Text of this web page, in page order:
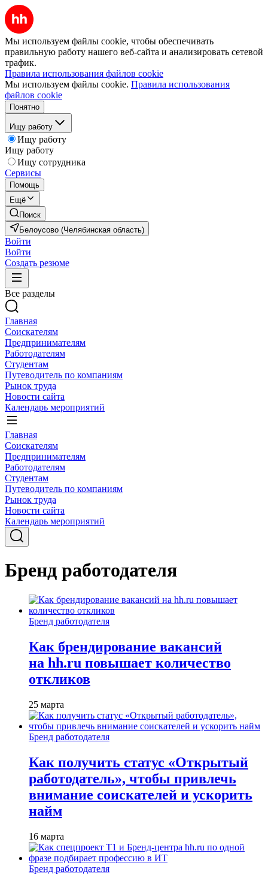
Мы используем файлы cookie, чтобы обеспечивать
правильную работу нашего веб-сайта и анализировать сетевой
трафик.
Правила использования файлов cookie
Мы используем файлы cookie. Правила использования
файлов cookie
Понятно
Ищу работу
Ищу работу
Ищу работу
Ищу сотрудника
Сервисы
Помощь
Ещё
Поиск
Белоусово (Челябинская область)
Войти
Войти
Создать резюме
Все разделы
Главная
Соискателям
Предпринимателям
Работодателям
Студентам
Путеводитель по компаниям
Рынок труда
Новости сайта
Календарь мероприятий
Главная
Соискателям
Предпринимателям
Работодателям
Студентам
Путеводитель по компаниям
Рынок труда
Новости сайта
Календарь мероприятий
Бренд работодателя
Бренд работодателя
Как брендирование вакансий
на hh.ru повышает количество
откликов
25 марта
Бренд работодателя
Как получить статус «Открытый
работодатель», чтобы привлечь
внимание соискателей и ускорить
найм
16 марта
Бренд работодателя